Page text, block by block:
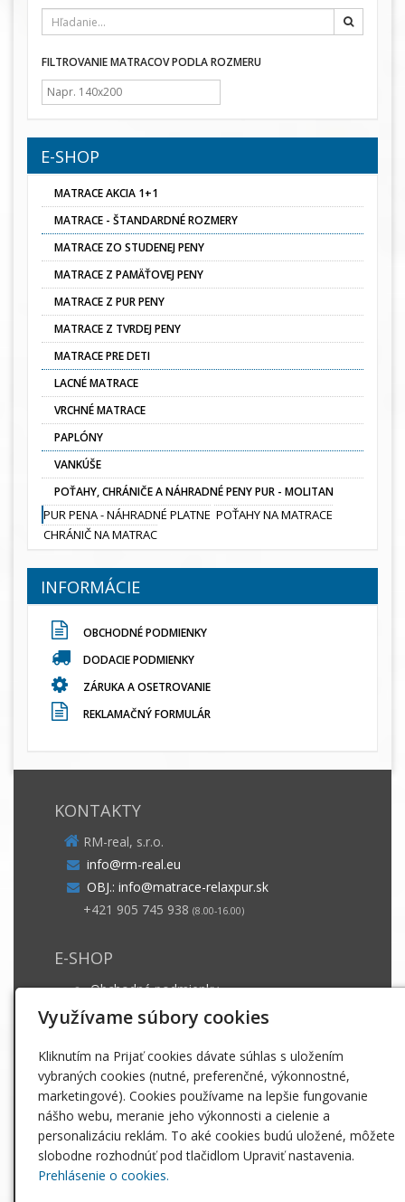
FILTROVANIE MATRACOV PODLA ROZMERU
E-SHOP
MATRACE AKCIA 1+1
MATRACE - ŠTANDARDNÉ ROZMERY
MATRACE ZO STUDENEJ PENY
MATRACE Z PAMÄŤOVEJ PENY
MATRACE Z PUR PENY
MATRACE Z TVRDEJ PENY
MATRACE PRE DETI
LACNÉ MATRACE
VRCHNÉ MATRACE
PAPLÓNY
VANKÚŠE
POŤAHY, CHRÁNIČE A NÁHRADNÉ PENY PUR - MOLITAN
PUR PENA - NÁHRADNÉ PLATNE POŤAHY NA MATRACE
CHRÁNIČ NA MATRAC
INFORMÁCIE
OBCHODNÉ PODMIENKY
DODACIE PODMIENKY
ZÁRUKA A OSETROVANIE
REKLAMAČNÝ FORMULÁR
KONTAKTY
RM-real, s.r.o.
info@rm-real.eu
OBJ.: info@matrace-relaxpur.sk
+421 905 745 938 (8.00-16.00)
E-SHOP
Obchodné podmienky
Dodacie podmienky
GDPR
INFO
Matrace
Paplóny
Posteľné obliečky
Využívame súbory cookies
Kliknutím na Prijať cookies dávate súhlas s uložením
vybraných cookies (nutné, preferenčné, výkonnostné,
marketingové). Cookies používame na lepšie fungovanie
nášho webu, meranie jeho výkonnosti a cielenie a
personalizáciu reklám. To aké cookies budú uložené, môžete
slobodne rozhodnúť pod tlačidlom Upraviť nastavenia.
Prehlásenie o cookies.